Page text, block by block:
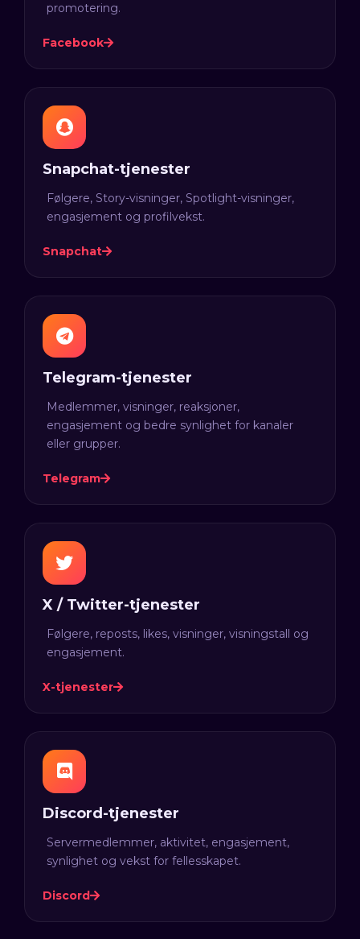
promotering.
Facebook
Snapchat-tjenester
Følgere, Story-visninger, Spotlight-visninger,
engasjement og profilvekst.
Snapchat
Telegram-tjenester
Medlemmer, visninger, reaksjoner,
engasjement og bedre synlighet for kanaler
eller grupper.
Telegram
X / Twitter-tjenester
Følgere, reposts, likes, visninger, visningstall og
engasjement.
X-tjenester
Discord-tjenester
Servermedlemmer, aktivitet, engasjement,
synlighet og vekst for fellesskapet.
Discord